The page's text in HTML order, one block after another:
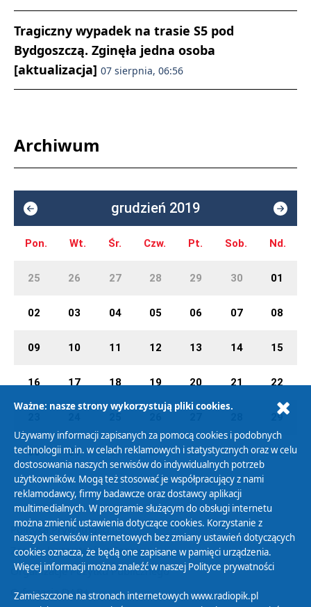
Tragiczny wypadek na trasie S5 pod
Bydgoszczą. Zginęła jedna osoba
[aktualizacja] 07 sierpnia, 06:56
Archiwum
grudzień 2019
Pon. Wt. Śr. Czw. Pt. Sob. Nd.
25 26 27 28 29 30 01
02 03 04 05 06 07 08
09 10 11 12 13 14 15
16 17 18 19 20 21 22
29
30 31 01 02 03 04 05
Polityka Prywatności
Zasady korzystania z Serwisu
Organizacje Pożytku Publicznego
Cyfryzacja DAB+
Ważne: nasze strony wykorzystują pliki cookies.
Używamy informacji zapisanych za pomocą cookies i podobnych
technologii m.in. w celach reklamowych i statystycznych oraz w celu
dostosowania naszych serwisów do indywidualnych potrzeb
użytkowników. Mogą też stosować je współpracujący z nami
reklamodawcy, firmy badawcze oraz dostawcy aplikacji
multimedialnych. W programie służącym do obsługi internetu
można zmienić ustawienia dotyczące cookies. Korzystanie z
naszych serwisów internetowych bez zmiany ustawień dotyczących
cookies oznacza, że będą one zapisane w pamięci urządzenia.
Więcej informacji można znaleźć w naszej Polityce prywatności
Zamieszczone na stronach internetowych www.radiopik.pl